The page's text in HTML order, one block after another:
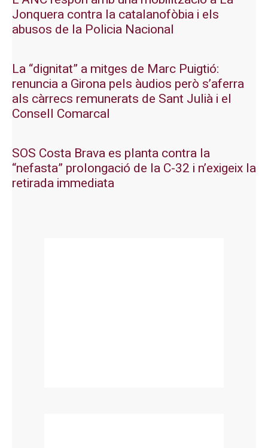
Jonquera contra la catalanofòbia i els
abusos de la Policia Nacional
La “dignitat” a mitges de Marc Puigtió:
renuncia a Girona pels àudios però s’aferra
als càrrecs remunerats de Sant Julià i el
Consell Comarcal
SOS Costa Brava es planta contra la
“nefasta” prolongació de la C-32 i n’exigeix la
retirada immediata